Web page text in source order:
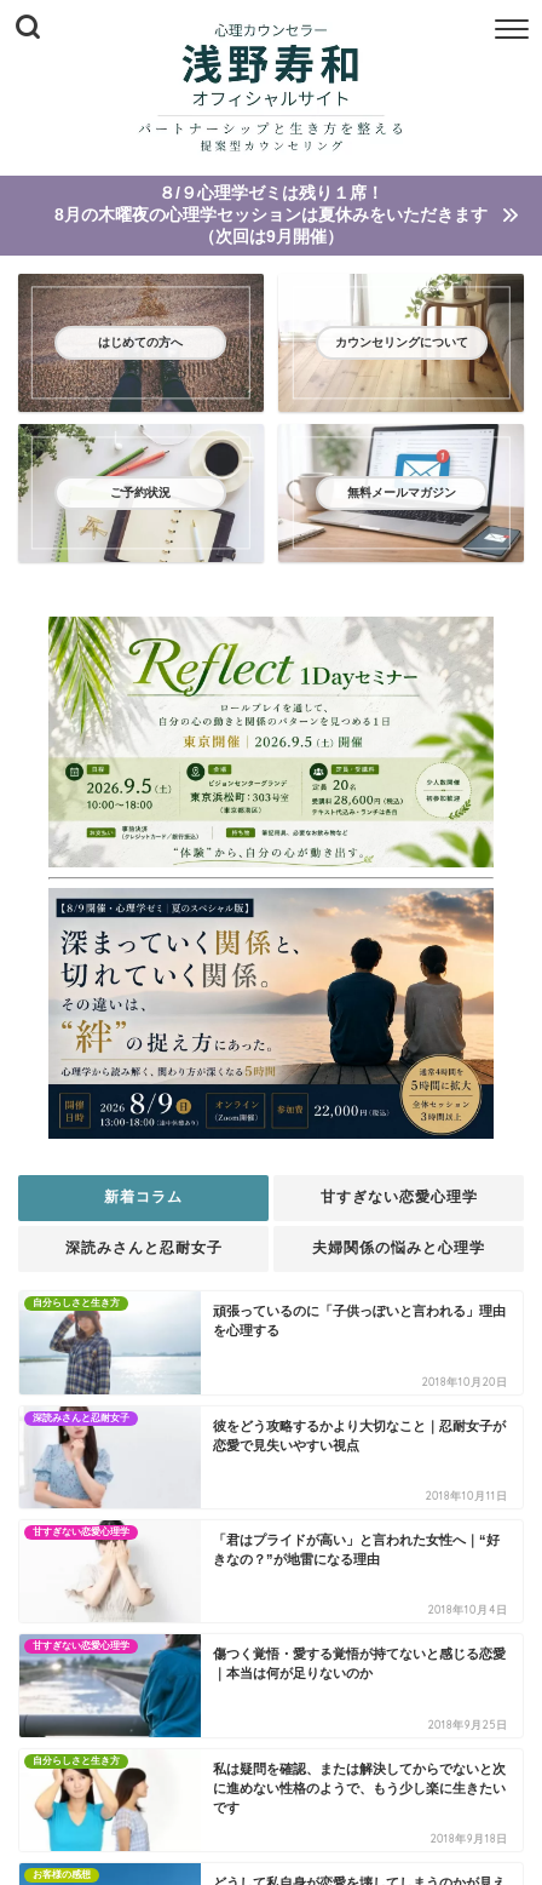
８/９心理学ゼミは残り１席！
8月の木曜夜の心理学セッションは夏休みをいただきます
（次回は9月開催）
はじめての方へ カウンセリングについて
ご予約状況 無料メールマガジン
新着コラム 甘すぎない恋愛心理学
深読みさんと忍耐女子 夫婦関係の悩みと心理学
自分らしさと生き方
頑張っているのに「子供っぽいと言われる」理由
を心理する
2018年10月20日
深読みさんと忍耐女子
彼をどう攻略するかより大切なこと｜忍耐女子が
恋愛で見失いやすい視点
2018年10月11日
甘すぎない恋愛心理学
「君はプライドが高い」と言われた女性へ｜“好
きなの？”が地雷になる理由
2018年10月4日
甘すぎない恋愛心理学
傷つく覚悟・愛する覚悟が持てないと感じる恋愛
｜本当は何が足りないのか
2018年9月25日
自分らしさと生き方
私は疑問を確認、または解決してからでないと次
に進めない性格のようで、もう少し楽に生きたい
です
2018年9月18日
お客様の感想